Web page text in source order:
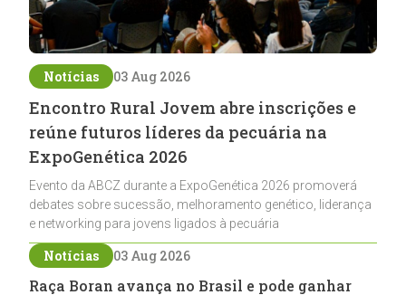
Notícias 03 Aug 2026
Encontro Rural Jovem abre inscrições e
reúne futuros líderes da pecuária na
ExpoGenética 2026
Evento da ABCZ durante a ExpoGenética 2026 promoverá
debates sobre sucessão, melhoramento genético, liderança
e networking para jovens ligados à pecuária
Notícias 03 Aug 2026
Raça Boran avança no Brasil e pode ganhar